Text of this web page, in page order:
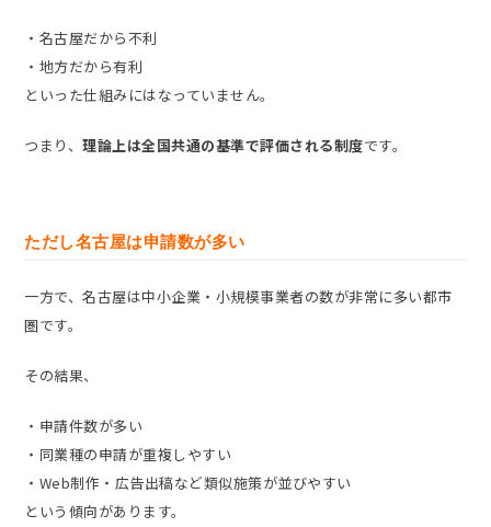
・名古屋だから不利
・地方だから有利
といった仕組みにはなっていません。
つまり、理論上は全国共通の基準で評価される制度です。
ただし名古屋は申請数が多い
一方で、名古屋は中小企業・小規模事業者の数が非常に多い都市
圏です。
その結果、
・申請件数が多い
・同業種の申請が重複しやすい
・Web制作・広告出稿など類似施策が並びやすい
という傾向があります。